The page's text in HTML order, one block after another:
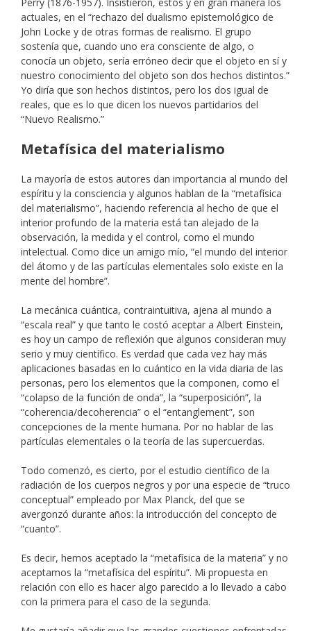
actuales, en el “rechazo del dualismo epistemológico de
John Locke y de otras formas de realismo. El grupo
sostenía que, cuando uno era consciente de algo, o
conocía un objeto, sería erróneo decir que el objeto en sí y
nuestro conocimiento del objeto son dos hechos distintos.”
Yo diría que son hechos distintos, pero los dos igual de
reales, que es lo que dicen los nuevos partidarios del
“Nuevo Realismo.”
Metafísica del materialismo
La mayoría de estos autores dan importancia al mundo del
espíritu y la consciencia y algunos hablan de la “metafísica
del materialismo”, haciendo referencia al hecho de que el
interior profundo de la materia está tan alejado de la
observación, la medida y el control, como el mundo
intelectual. Como dice un amigo mío, “el mundo del interior
del átomo y de las partículas elementales solo existe en la
mente del hombre”.
La mecánica cuántica, contraintuitiva, ajena al mundo a
“escala real” y que tanto le costó aceptar a Albert Einstein,
es hoy un campo de reflexión que algunos consideran muy
serio y muy científico. Es verdad que cada vez hay más
aplicaciones basadas en lo cuántico en la vida diaria de las
personas, pero los elementos que la componen, como el
“colapso de la función de onda”, la “superposición”, la
“coherencia/decoherencia” o el “entanglement”, son
concepciones de la mente humana. Por no hablar de las
partículas elementales o la teoría de las supercuerdas.
Todo comenzó, es cierto, por el estudio científico de la
radiación de los cuerpos negros y por una especie de “truco
conceptual” empleado por Max Planck, del que se
avergonzó durante años: la introducción del concepto de
“cuanto”.
Es decir, hemos aceptado la “metafísica de la materia” y no
aceptamos la “metafísica del espíritu”. Mi propuesta en
relación con ello es hacer algo parecido a lo llevado a cabo
con la primera para el caso de la segunda.